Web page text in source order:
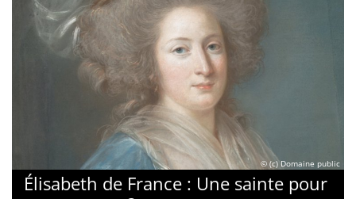
© (c) Domaine public
Élisabeth de France : Une sainte pour